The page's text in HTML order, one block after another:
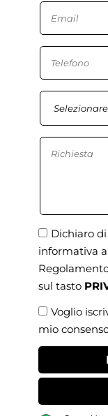
Dichiaro
informativa
sul tasto
Voglio
mio